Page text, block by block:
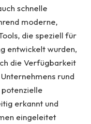
schnelle
moderne,
die speziell für
entwickelt wurden,
die Verfügbarkeit
rund
potenzielle
erkannt und
eingeleitet